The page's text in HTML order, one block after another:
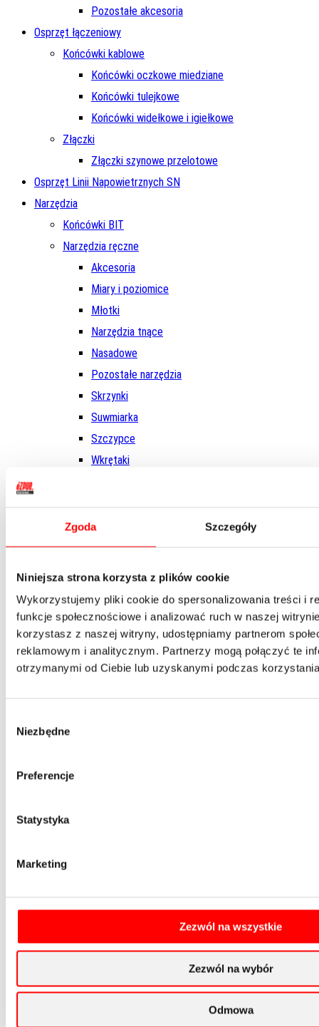
Zgoda Szczegóły
Niniejsza strona korzysta z plików cookie
Wykorzystujemy pliki cookie do spersonalizowania treści i
funkcje społecznościowe i analizować ruch w naszej
korzystasz z naszej witryny, udostępniamy partnerom
reklamowym i analitycznym. Partnerzy mogą połączyć te
otrzymanymi od Ciebie lub uzyskanymi podczas
zgody
Niezbędne
Preferencje
Statystyka
Marketing
Zezwól na wszystkie
Zezwól na wybór
Odmowa
Pozostałe akcesoria
Osprzęt łączeniowy
Końcówki kablowe
Końcówki oczkowe miedziane
Końcówki tulejkowe
Końcówki widełkowe i igiełkowe
Złączki
Złączki szynowe przelotowe
Osprzęt Linii Napowietrznych SN
Narzędzia
Końcówki BIT
Narzędzia ręczne
Akcesoria
Miary i poziomice
Młotki
Narzędzia tnące
Nasadowe
Pozostałe narzędzia
Skrzynki
Suwmiarka
Szczypce
Wkrętaki
Adaptery
Skrzynki
Otwornice
Wyposażenie
Oświetlenie
Torby
Adaptery
Drążki Izolacyjne
Kleszcze Izolacyjne
Trzpienie Kulowe
Aouf
Na Przewody Okrągłe
Na Szyny Płaskie i Przewody Okrągłe